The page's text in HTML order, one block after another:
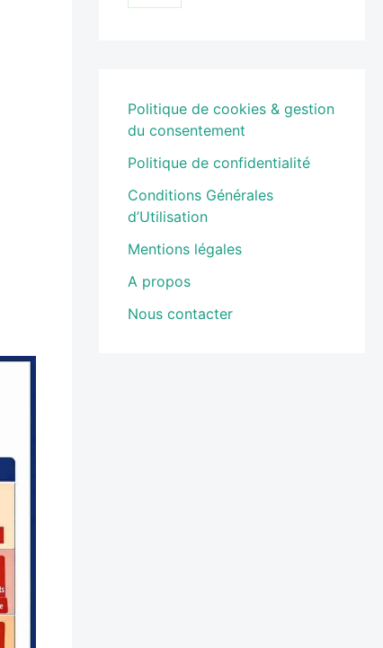
Politique de cookies & gestion
du consentement
Politique de confidentialité
Conditions Générales
d’Utilisation
Mentions légales
A propos
Nous contacter